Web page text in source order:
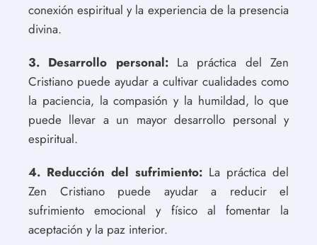
conexión espiritual y la experiencia de la presencia
divina.
3. Desarrollo personal:La práctica del Zen
Cristiano puede ayudar a cultivar cualidades como
la paciencia, la compasión y la humildad, lo que
puede llevar a un mayor desarrollo personal y
espiritual.
4. Reducción del sufrimiento: La práctica del
Zen Cristiano puede ayudar a reducir el
sufrimiento emocional y físico al fomentar la
aceptación y la paz interior.